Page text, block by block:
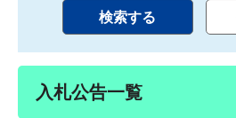
入札公告一覧